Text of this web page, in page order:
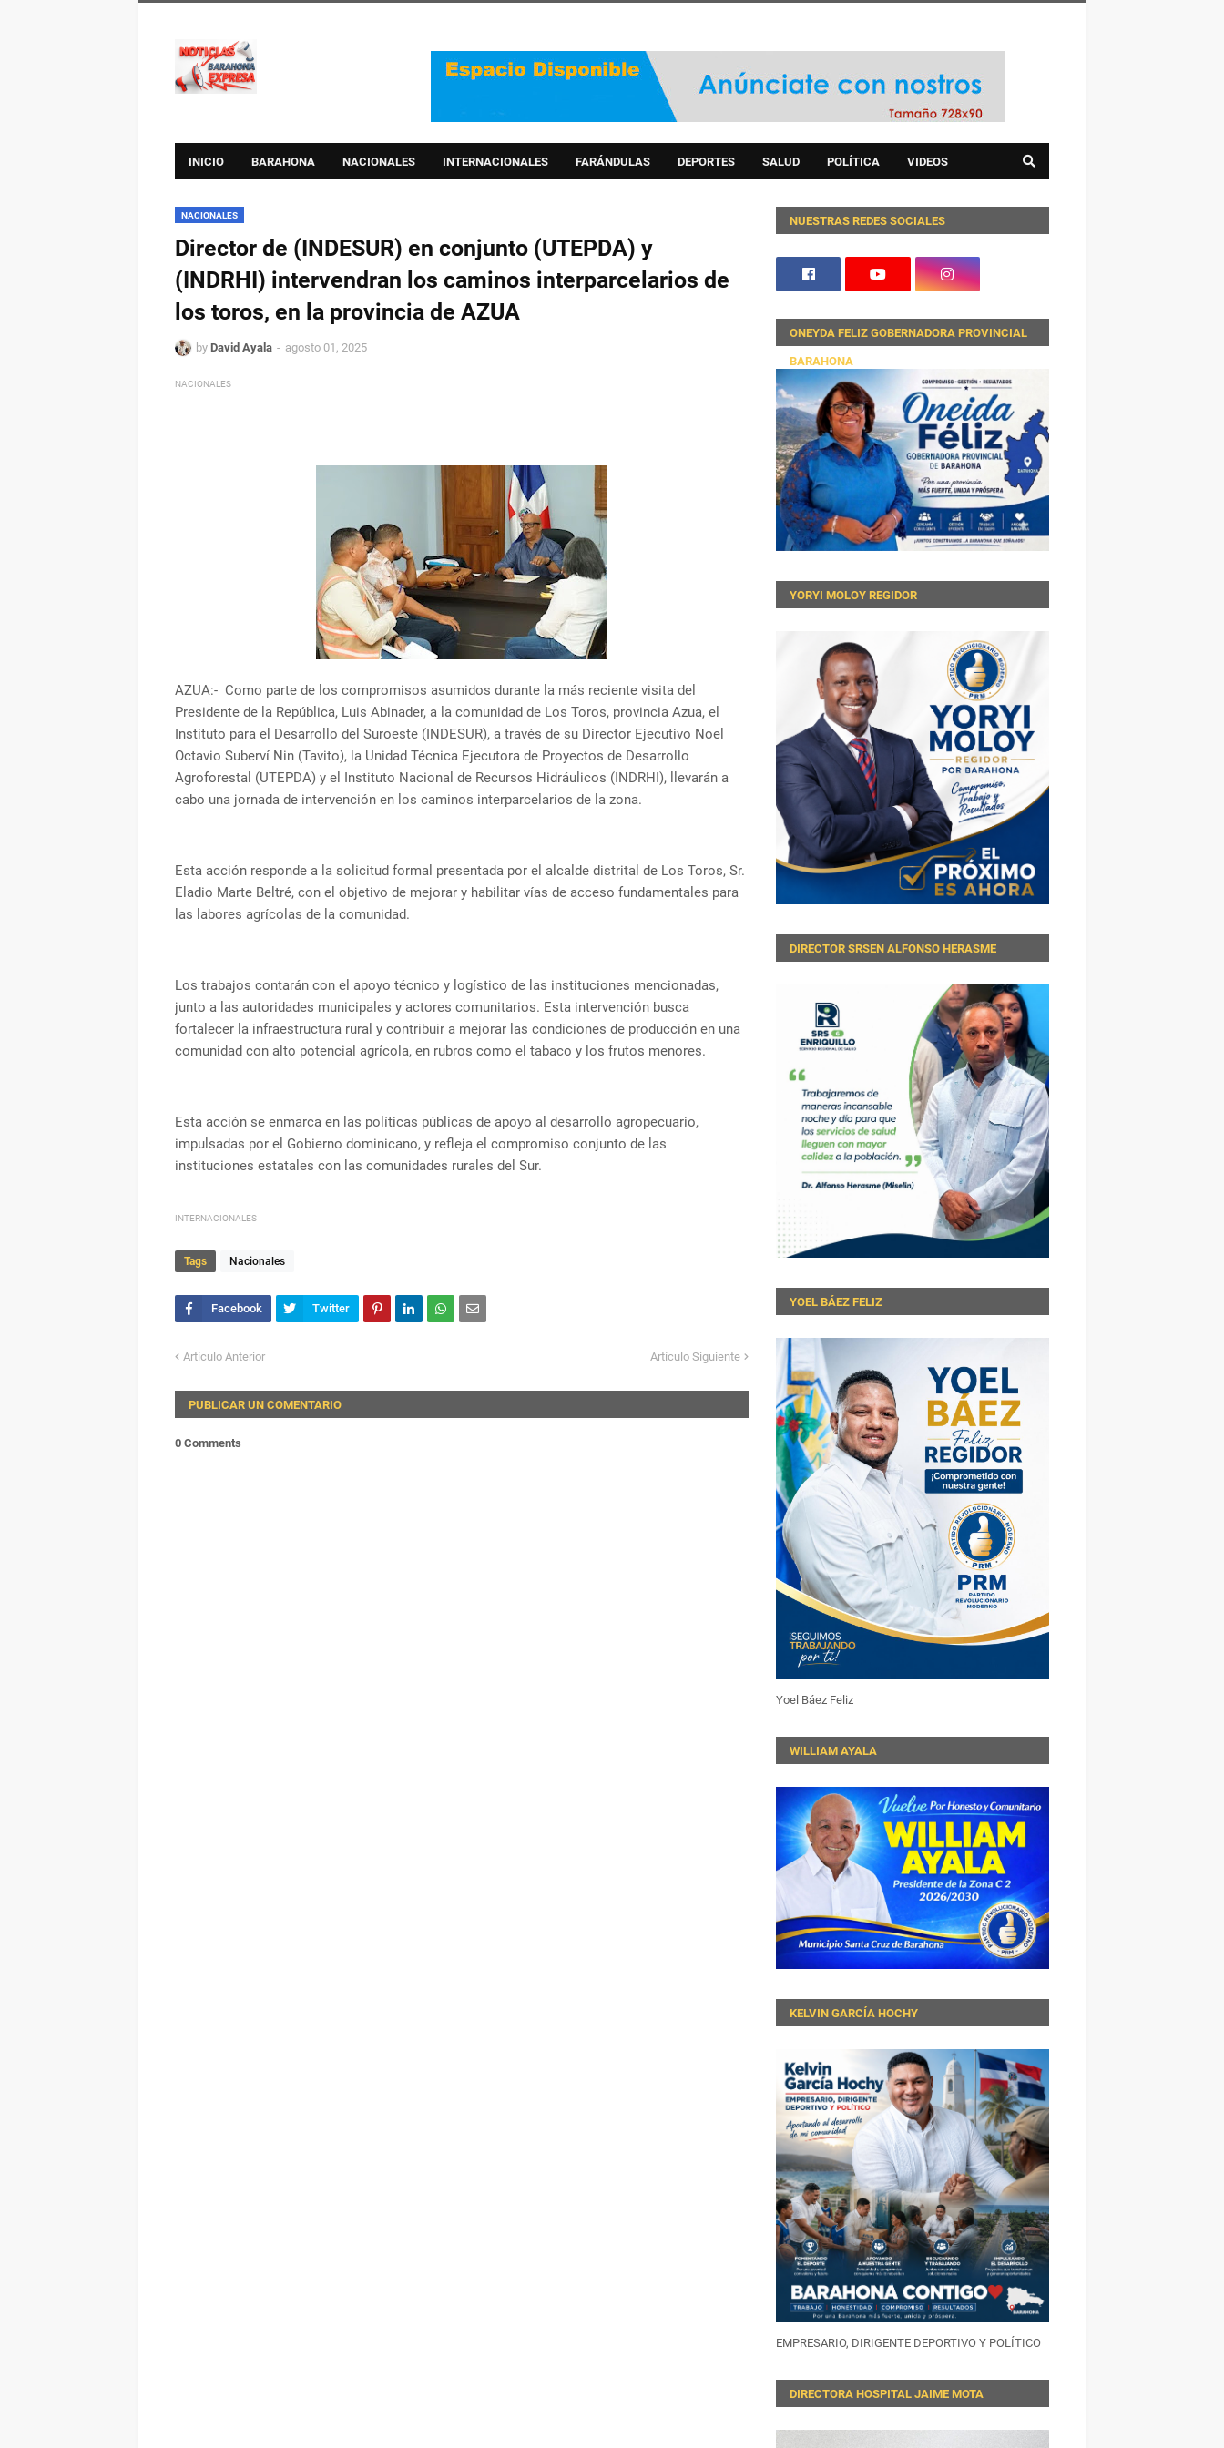
INICIO BARAHONA NACIONALES INTERNACIONALES FARÁNDULAS DEPORTES SALUD POLÍTICA VIDEOS
NACIONALES
Director de (INDESUR) en conjunto (UTEPDA) y
(INDRHI) intervendran los caminos interparcelarios de
los toros, en la provincia de AZUA
by David Ayala agosto 01, 2025
NACIONALES
AZUA:- Como parte de los compromisos asumidos durante la más reciente visita del
Presidente de la República, Luis Abinader, a la comunidad de Los Toros, provincia Azua, el
Instituto para el Desarrollo del Suroeste (INDESUR), a través de su Director Ejecutivo Noel
Octavio Suberví Nin (Tavito), la Unidad Técnica Ejecutora de Proyectos de Desarrollo
Agroforestal (UTEPDA) y el Instituto Nacional de Recursos Hidráulicos (INDRHI), llevarán a
cabo una jornada de intervención en los caminos interparcelarios de la zona.
Esta acción responde a la solicitud formal presentada por el alcalde distrital de Los Toros, Sr.
Eladio Marte Beltré, con el objetivo de mejorar y habilitar vías de acceso fundamentales para
las labores agrícolas de la comunidad.
Los trabajos contarán con el apoyo técnico y logístico de las instituciones mencionadas,
junto a las autoridades municipales y actores comunitarios. Esta intervención busca
fortalecer la infraestructura rural y contribuir a mejorar las condiciones de producción en una
comunidad con alto potencial agrícola, en rubros como el tabaco y los frutos menores.
Esta acción se enmarca en las políticas públicas de apoyo al desarrollo agropecuario,
impulsadas por el Gobierno dominicano, y refleja el compromiso conjunto de las
instituciones estatales con las comunidades rurales del Sur.
INTERNACIONALES
Tags Nacionales
Artículo Anterior Artículo Siguiente
PUBLICAR UN COMENTARIO
0 Comments
NUESTRAS REDES SOCIALES
ONEYDA FELIZ GOBERNADORA PROVINCIAL
BARAHONA
YORYI MOLOY REGIDOR
DIRECTOR SRSEN ALFONSO HERASME
YOEL BÁEZ FELIZ
Yoel Báez Feliz
WILLIAM AYALA
KELVIN GARCÍA HOCHY
EMPRESARIO, DIRIGENTE DEPORTIVO Y POLÍTICO
DIRECTORA HOSPITAL JAIME MOTA